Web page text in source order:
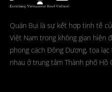
Quán Bụi là sự kết hợp tinh tế
Việt Nam trong không gian hiện
phong cách Đông Dương, tọa
nhau ở trung tâm Thành phố Hồ